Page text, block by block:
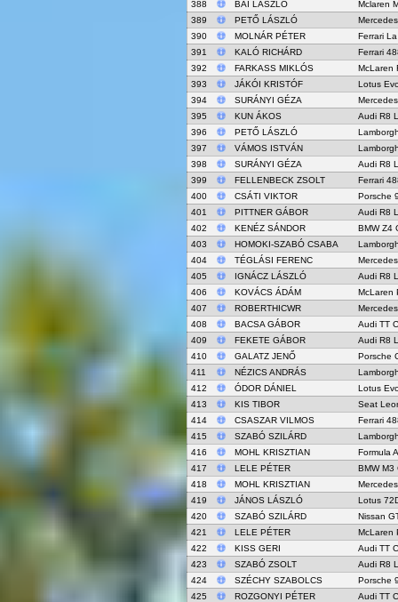
388 BAI LASZLO
Mclaren
389
PETŐ LÁSZLÓ
390
MOLNÁR PÉTER
Ferrari
391
KALÓ RICHÁRD
Ferrari
392
FARKASS MIKLÓS
McLaren
393
JÁKÓI KRISTÓF
Lotus
394
SURÁNYI GÉZA
395
KUN ÁKOS
Audi R8
396
PETŐ LÁSZLÓ
397
VÁMOS ISTVÁN
398
SURÁNYI GÉZA
Audi R8
399
FELLENBECK ZSOLT
Ferrari
400
CSÁTI VIKTOR
Porsche
401
PITTNER GÁBOR
Audi R8
402
KENÉZ SÁNDOR
BMW Z4
403
HOMOKI-SZABÓ CSABA
404
TÉGLÁSI FERENC
405
IGNÁCZ LÁSZLÓ
Audi R8
406
KOVÁCS ÁDÁM
McLaren
407
ROBERTHICWR
408
BACSA GÁBOR
Audi TT
409
FEKETE GÁBOR
Audi R8
410
GALATZ JENŐ
Porsche
411
NÉZICS ANDRÁS
412
ÓDOR DÁNIEL
Lotus
413
KIS TIBOR
Seat
414
CSASZAR VILMOS
Ferrari
415
SZABÓ SZILÁRD
416
MOHL KRISZTIAN
Formula
417
LELE PÉTER
BMW M3
418
MOHL KRISZTIAN
419
JÁNOS LÁSZLÓ
Lotus
420
SZABÓ SZILÁRD
Nissan
421
LELE PÉTER
McLaren
422
KISS GERI
Audi TT
423
SZABÓ ZSOLT
Audi R8
424
SZÉCHY SZABOLCS
Porsche
425
ROZGONYI PÉTER
Audi TT